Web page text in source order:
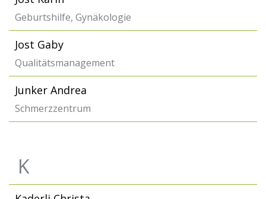
Geburtshilfe, Gynäkologie
Jost Gaby
Qualitätsmanagement
Junker Andrea
Schmerzzentrum
K